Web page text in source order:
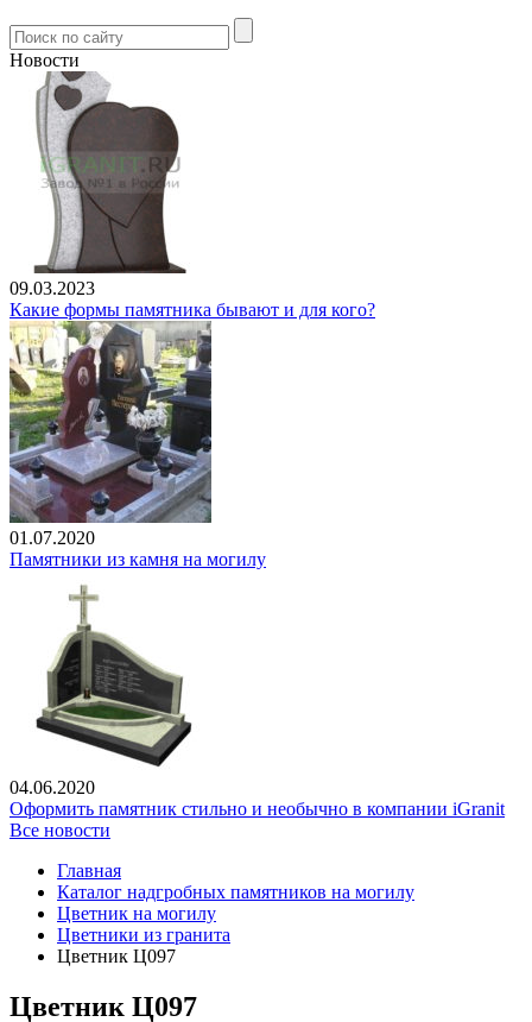
Новости
09.03.2023
Какие формы памятника бывают и для кого?
01.07.2020
Памятники из камня на могилу
04.06.2020
Оформить памятник стильно и необычно в компании iGranit
Все новости
Главная
Каталог надгробных памятников на могилу
Цветник на могилу
Цветники из гранита
Цветник Ц097
Цветник Ц097